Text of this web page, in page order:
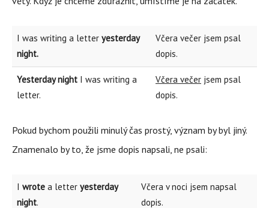
I was writing a letter yesterday
night.
Včera večer jsem psal
dopis.
Yesterday night I was writing a
letter.
Včera večer jsem psal
dopis.
Pokud bychom použili minulý čas prostý, význam by byl jiný.
Znamenalo by to, že jsme dopis napsali, ne psali:
I wrote a letter yesterday
night.
Včera v noci jsem napsal
dopis.